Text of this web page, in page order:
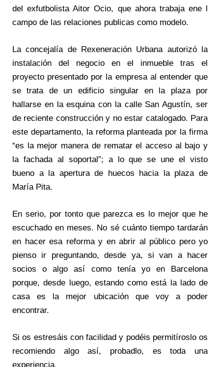
del exfutbolista Aitor Ocio, que ahora trabaja ene l
campo de las relaciones publicas como modelo.
La concejalía de Rexeneración Urbana autorizó la
instalación del negocio en el inmueble tras el
proyecto presentado por la empresa al entender que
se trata de un edificio singular en la plaza por
hallarse en la esquina con la calle San Agustín, ser
de reciente construcción y no estar catalogado. Para
este departamento, la reforma planteada por la firma
“es la mejor manera de rematar el acceso al bajo y
la fachada al soportal”; a lo que se une el visto
bueno a la apertura de huecos hacia la plaza de
María Pita.
En serio, por tonto que parezca es lo mejor que he
escuchado en meses. No sé cuánto tiempo tardarán
en hacer esa reforma y en abrir al público pero yo
pienso ir preguntando, desde ya, si van a hacer
socios o algo así como tenía yo en Barcelona
porque, desde luego, estando como está la lado de
casa es la mejor ubicación que voy a poder
encontrar.
Si os estresáis con facilidad y podéis permitíroslo os
recomiendo algo así, probadlo, es toda una
experiencia.